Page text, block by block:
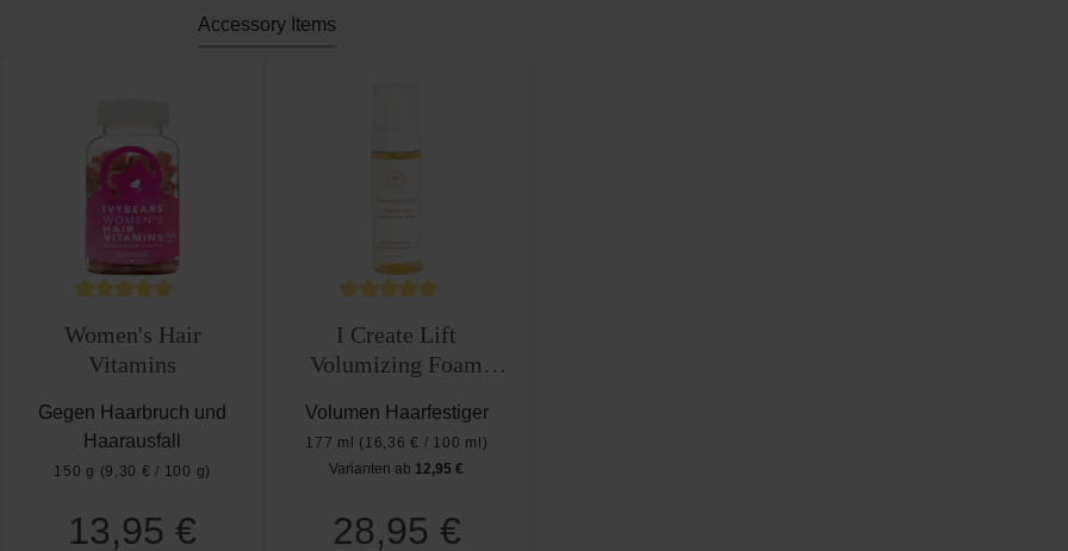
Accessory Items
Women's Hair
Vitamins
Gegen Haarbruch und
Haarausfall
150 g (9,30 € / 100 g)
Regulärer Preis:
13,95 €
I Create Lift
Volumizing Foam
Volumen Haarfestiger
177 ml (16,36 € / 100 ml)
Varianten ab 12,95 €
28,95 €